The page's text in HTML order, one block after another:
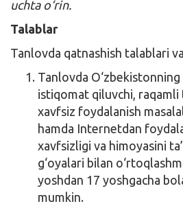
uchta o‘rin.
Talablar
Tanlovda qatnashish talablari
Tanlovda
istiqomat qiluvchi,
xavfsiz foydalanish
hamda Internetdan
xavfsizligi va himoyasini
g‘oyalari bilan
yoshdan 17 yoshgacha
mumkin.